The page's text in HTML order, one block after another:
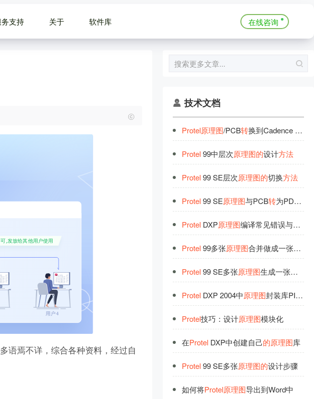
务支持 关于 软件库 在线咨询
焉不详，综合各种资料，经过自
技术文档
Protel原理图/PCB转换到Cadence Allegro
Protel99中层次原理图的设计方法
Protel99 SE层次原理图的切换方法
Protel99 SE原理图与PCB转为PDF 的
ProtelDXP原理图编译常见错误与处
Protel99多张原理图合并做成一张PCB
Protel99 SE多张原理图生成一张总网表
ProtelDXP 2004中原理图封装库PIN脚按空格键不旋
Protel技巧：设计原理图模块化
在ProtelDXP中创建自己的原理图库
Protel99 SE多张原理图的设计步骤
如何将Protel原理图导出到Word中